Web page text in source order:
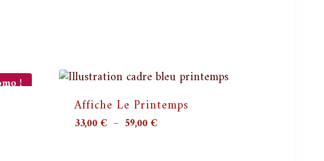
!
Affiche Le Printemps
33,00€ – 59,00€